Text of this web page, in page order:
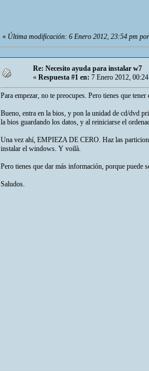
«Última modificación: 6 Enero 2012, 23:54 pm
Re: Necesito ayuda para instalar w7
« Respuesta #1 en: 7 Enero 2012,
Para empezar, no te preocupes. Pero tienes que
Bueno, entra en la bios, y pon la unidad de cd/dvd
la bios guardando los datos, y al reiniciarse el
Una vez ahí, EMPIEZA DE CERO. Haz las
instalar el windows. Y voilà.
Pero tienes que dar más información, porque puede
Saludos.